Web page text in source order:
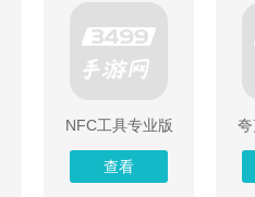
NFC工具专业版
查看